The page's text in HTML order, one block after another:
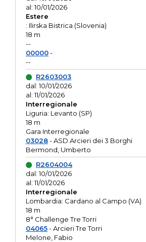
al: 10/01/2026
Estere
: Ilirska Bistrica (Slovenia)
18 m
--
00000-
--
R2603003
dal: 10/01/2026
al: 11/01/2026
Interregionale
Liguria: Levanto (SP)
18 m
Gara Interregionale
03028- ASD Arcieri dei 3 Borghi
Bermond, Umberto
R2604004
dal: 10/01/2026
al: 11/01/2026
Interregionale
Lombardia: Cardano al Campo (VA)
18 m
8° Challenge Tre Torri
04065- Arcieri Tre Torri
Melone, Fabio